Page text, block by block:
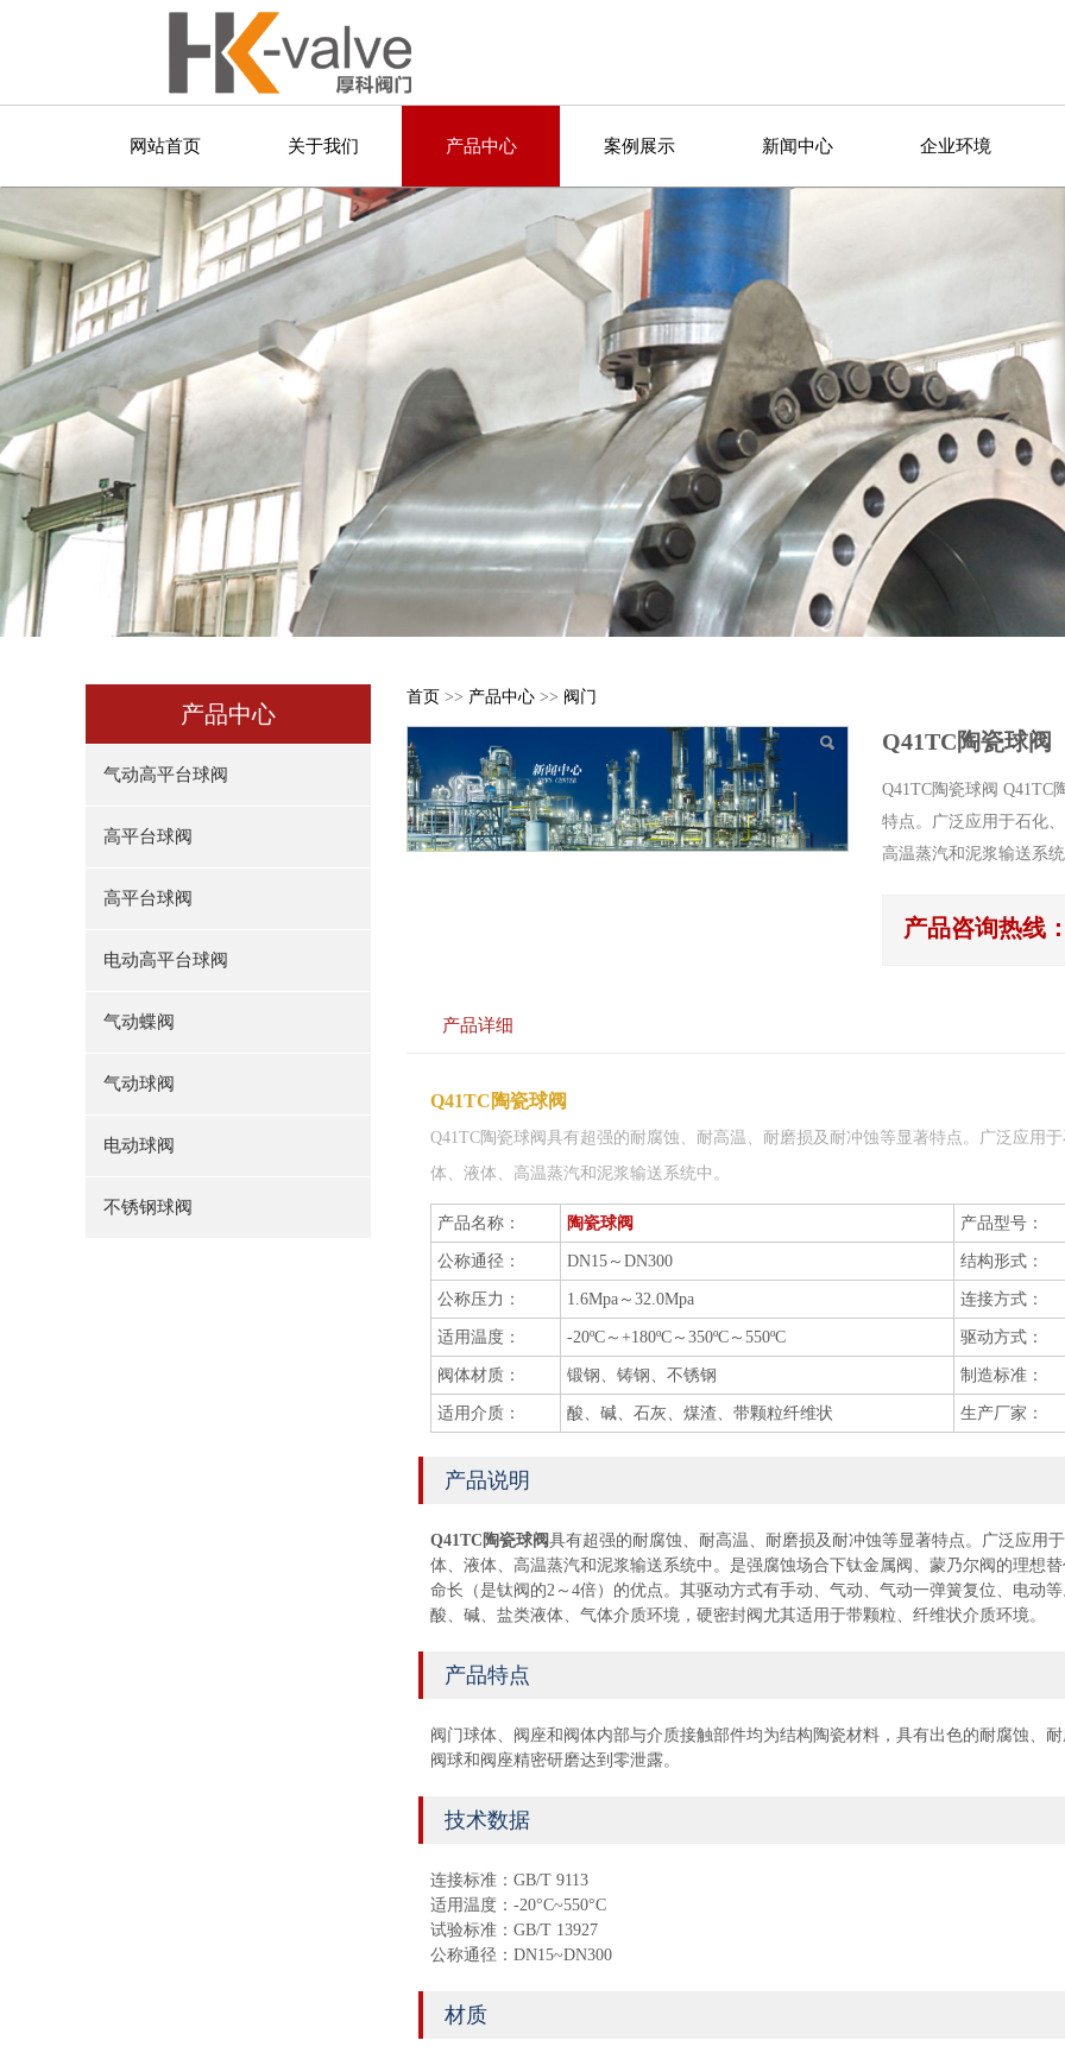
网站首页 关于我们 产品中心 案例展示 新闻中心 企业环境
产品中心
气动高平台球阀
高平台球阀
高平台球阀
电动高平台球阀
气动蝶阀
气动球阀
电动球阀
不锈钢球阀
首页 >> 产品中心 >> 阀门
Q41TC陶瓷球阀
Q41TC陶瓷球阀 Q41TC
特点。广泛应用于石化
高温蒸汽和泥浆输送系
产品咨询热线
产品详细
Q41TC陶瓷球阀
Q41TC陶瓷球阀具有超强的耐腐蚀、耐高温、耐磨损及耐冲蚀等显著特点。广泛应用
体、液体、高温蒸汽和泥浆输送系统中。
产品名称： 陶瓷球阀 产品型号：
公称通径： DN15～DN300 结构形式：
公称压力： 1.6Mpa～32.0Mpa 连接方式：
适用温度： -20ºC～+180ºC～350ºC～550ºC 驱动方式：
阀体材质： 锻钢、铸钢、不锈钢 制造标准：
适用介质： 酸、碱、石灰、煤渣、带颗粒纤维状 生产厂家：
产品说明
Q41TC陶瓷球阀具有超强的耐腐蚀、耐高温、耐磨损及耐冲蚀等显著特点。广泛应用
体、液体、高温蒸汽和泥浆输送系统中。是强腐蚀场合下钛金属阀、蒙乃尔阀的理想
命长（是钛阀的2～4倍）的优点。其驱动方式有手动、气动、气动一弹簧复位、电动
酸、碱、盐类液体、气体介质环境，硬密封阀尤其适用于带颗粒、纤维状介质环境。
产品特点
阀门球体、阀座和阀体内部与介质接触部件均为结构陶瓷材料，具有出色的耐腐蚀、耐
阀球和阀座精密研磨达到零泄露。
技术数据
连接标准：GB/T 9113
适用温度：-20°C~550°C
试验标准：GB/T 13927
公称通径：DN15~DN300
材质